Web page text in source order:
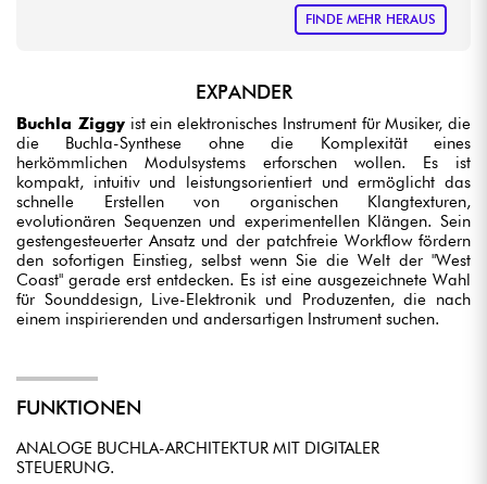
FINDE MEHR HERAUS
EXPANDER
Buchla Ziggyist ein elektronisches Instrument für Musiker, die
die Buchla-Synthese ohne die Komplexität eines
herkömmlichen Modulsystems erforschen wollen. Es ist
kompakt, intuitiv und leistungsorientiert und ermöglicht das
schnelle Erstellen von organischen Klangtexturen,
evolutionären Sequenzen und experimentellen Klängen. Sein
gestengesteuerter Ansatz und der patchfreie Workflow fördern
den sofortigen Einstieg, selbst wenn Sie die Welt der "West
Coast" gerade erst entdecken. Es ist eine ausgezeichnete Wahl
für Sounddesign, Live-Elektronik und Produzenten, die nach
einem inspirierenden und andersartigen Instrument suchen.
FUNKTIONEN
ANALOGE BUCHLA-ARCHITEKTUR MIT DIGITALER
STEUERUNG.